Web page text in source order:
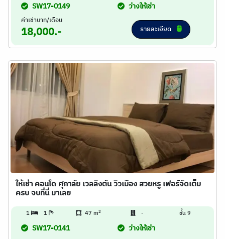
SW17-0149 ว่างให้เช่า
ค่าเช่าบาท/เดือน
18,000.- รายละเอียด
ให้เช่า คอนโด ศุภาลัย เวลลิงตัน วิวเมือง สวยหรู เฟอร์จัดเต็ม
ครบ จบที่นี่ มาเลย
1 1 47 m2 - ชั้น 9
SW17-0141 ว่างให้เช่า